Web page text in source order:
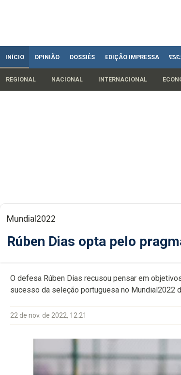
INÍCIO OPINIÃO DOSSIÊS EDIÇÃO IMPRESSA
REGIONAL NACIONAL INTERNACIONAL
Mundial2022
Rúben Dias opta pelo
O defesa Rúben Dias recusou pensar em
sucesso da seleção portuguesa no Mundial2022
22 de nov. de 2022, 12:21